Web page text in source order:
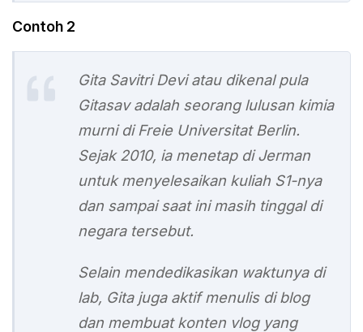
Contoh 2
Gita Savitri Devi atau dikenal pula
Gitasav adalah seorang lulusan kimia
murni di Freie Universitat Berlin.
Sejak 2010, ia menetap di Jerman
untuk menyelesaikan kuliah S1-nya
dan sampai saat ini masih tinggal di
negara tersebut.
Selain mendedikasikan waktunya di
lab, Gita juga aktif menulis di blog
dan membuat konten vlog yang